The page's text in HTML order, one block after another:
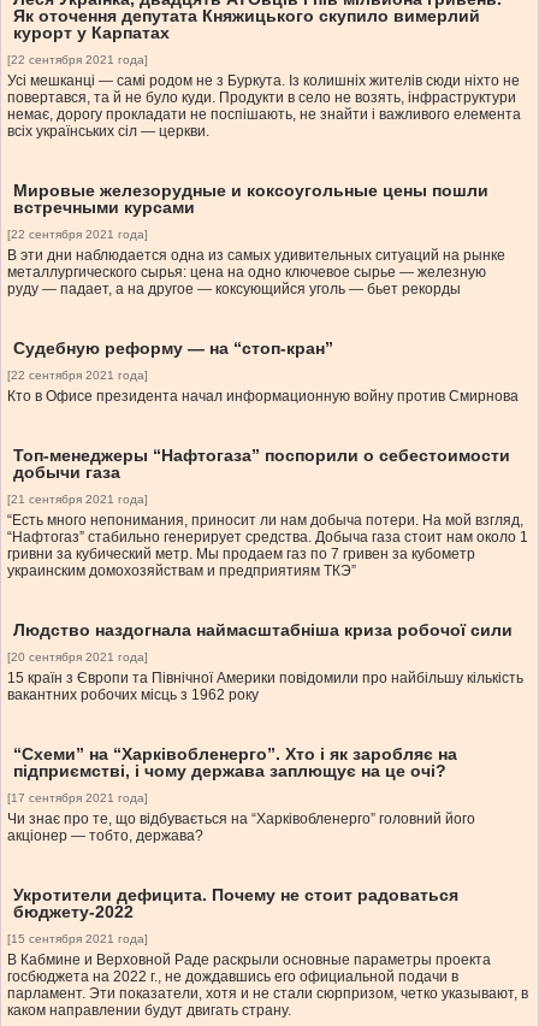
Як оточення депутата Княжицького скупило вимерлий
курорт у Карпатах
[22 сентября 2021 года]
Усі мешканці — самі родом не з Буркута. Із колишніх жителів сюди ніхто не
повертався, та й не було куди. Продукти в село не возять, інфраструктури
немає, дорогу прокладати не поспішають, не знайти і важливого елемента
всіх українських сіл — церкви.
Мировые железорудные и коксоугольные цены пошли
встречными курсами
[22 сентября 2021 года]
В эти дни наблюдается одна из самых удивительных ситуаций на рынке
металлургического сырья: цена на одно ключевое сырье — железную
руду — падает, а на другое — коксующийся уголь — бьет рекорды
Судебную реформу — на “стоп-кран”
[22 сентября 2021 года]
Кто в Офисе президента начал информа­ционную войну против Смирнова
Топ-менеджеры “Нафтогаза” поспорили о себестоимости
добычи газа
[21 сентября 2021 года]
“Есть много непонимания, приносит ли нам добыча потери. На мой взгляд,
“Нафтогаз” стабильно генерирует средства. Добыча газа стоит нам около 1
гривни за кубический метр. Мы продаем газ по 7 гривен за кубометр
украинским домохозяйствам и предприятиям ТКЭ”
Людство наздогнала наймасштабніша криза робочої сили
[20 сентября 2021 года]
15 країн з Європи та Північної Америки повідомили про найбільшу кількість
вакантних робочих місць з 1962 року
“Схеми” на “Харківобленерго”. Хто і як заробляє на
підприємстві, і чому держава заплющує на це очі?
[17 сентября 2021 года]
Чи знає про те, що відбувається на “Харківобленерго” головний його
акціонер — тобто, держава?
Укротители дефицита. Почему не стоит радоваться
бюджету-2022
[15 сентября 2021 года]
В Кабмине и Верховной Раде раскрыли основные параметры проекта
госбюджета на 2022 г., не дождавшись его официальной подачи в
парламент. Эти показатели, хотя и не стали сюрпризом, четко указывают, в
каком направлении будут двигать страну.